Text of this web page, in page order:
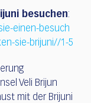
besuchen:
einen-besuch
sie-brijuni//1-5
Veli Brijun
mit der Brijuni